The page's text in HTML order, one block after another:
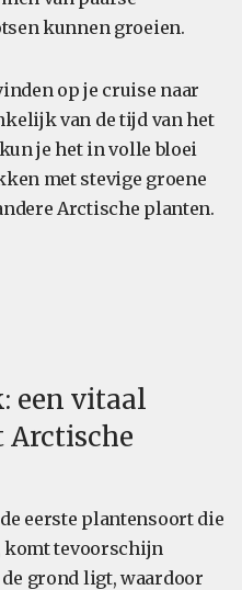
kunnen groeien.
op je cruise naar
van de tijd van het
je het in volle bloei
met stevige groene
Arctische planten.
een vitaal
Arctische
eerste plantensoort die
komt tevoorschijn
grond ligt, waardoor